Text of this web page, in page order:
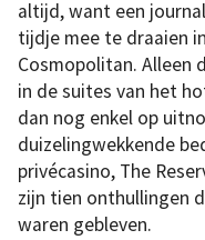
altijd, want een
tijdje mee te draaien
Cosmopolitan. Alleen
in de suites van het
dan nog enkel op
duizelingwekkende
privécasino, The
zijn tien onthullingen
waren gebleven.